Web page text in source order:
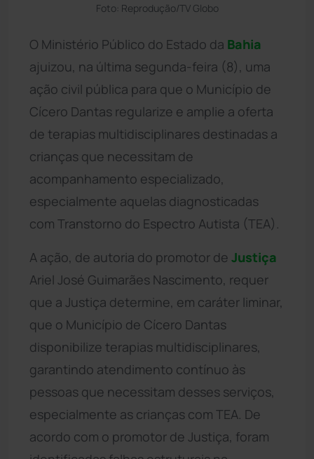
Foto: Reprodução/TV Globo
O Ministério Público do Estado da Bahia
ajuizou, na última segunda-feira (8), uma
ação civil pública para que o Município de
Cícero Dantas regularize e amplie a oferta
de terapias multidisciplinares destinadas a
crianças que necessitam de
acompanhamento especializado,
especialmente aquelas diagnosticadas
com Transtorno do Espectro Autista (TEA).
A ação, de autoria do promotor de Justiça
Ariel José Guimarães Nascimento, requer
que a Justiça determine, em caráter liminar,
que o Município de Cícero Dantas
disponibilize terapias multidisciplinares,
garantindo atendimento contínuo às
pessoas que necessitam desses serviços,
especialmente as crianças com TEA. De
acordo com o promotor de Justiça, foram